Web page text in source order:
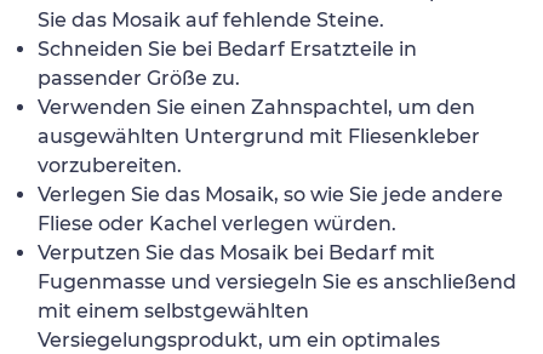
Sie das Mosaik auf fehlende Steine.
Schneiden Sie bei Bedarf Ersatzteile in
passender Größe zu.
Verwenden Sie einen Zahnspachtel, um den
ausgewählten Untergrund mit Fliesenkleber
vorzubereiten.
Verlegen Sie das Mosaik, so wie Sie jede andere
Fliese oder Kachel verlegen würden.
Verputzen Sie das Mosaik bei Bedarf mit
Fugenmasse und versiegeln Sie es anschließend
mit einem selbstgewählten
Versiegelungsprodukt, um ein optimales